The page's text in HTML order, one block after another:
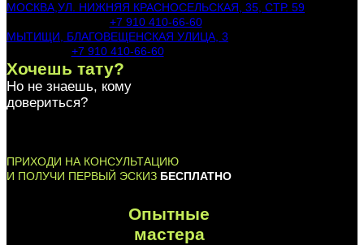
МОСКВА,УЛ. НИЖНЯЯ КРАСНОСЕЛЬСКАЯ, 35, СТР. 59
+7 910 410-66-60
МЫТИЩИ, БЛАГОВЕЩЕНСКАЯ УЛИЦА, 3
+7 910 410-66-60
Хочешь тату?
Но не знаешь, кому
довериться?
ПРИХОДИ НА КОНСУЛЬТАЦИЮ
И ПОЛУЧИ ПЕРВЫЙ ЭСКИЗ БЕСПЛАТНО
Опытные
мастера